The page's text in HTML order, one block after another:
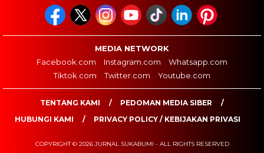
MEDIA NETWORK
Facebook.com
Instagram.com
Whatsapp.com
Tiktok.com
Twitter.com Youtube.com
TENTANG KAMI
PEDOMAN MEDIA SIBER
HUBUNGI KAMI
PRIVACY POLICY / KEBIJAKAN PRIVASI
COPYRIGHT © 2026 JURNAL SUKABUMI - ALL RIGHTS RESERVED